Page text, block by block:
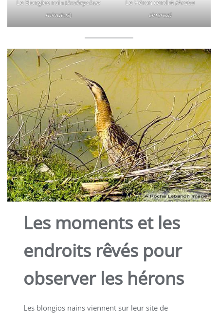
Le Blongios nain (Ixobrychus
minutus)
Le Héron cendré(Ardea
cinerea)
Les moments et les
endroits rêvés pour
observer les hérons
Les blongios nains viennent sur leur site de